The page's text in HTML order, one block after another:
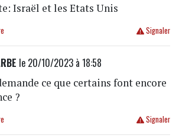
Israël et les Etats Unis
Signaler
le 20/10/2023 à 18:58
ce que certains font encore
?
Signaler